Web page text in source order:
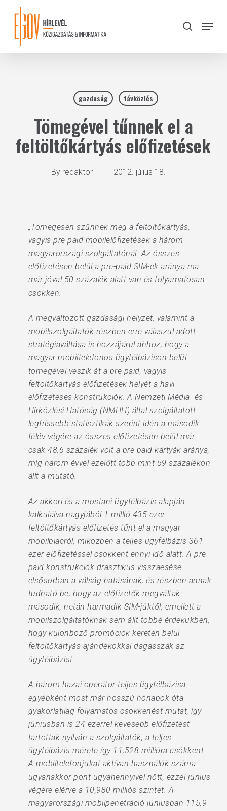
content
search
Menu
gazdaság távközlés
Tömegével tűnnek el a
feltöltőkártyás előfizetések
By redaktor 2012. július 18.
„Tömegesen szűnnek meg a feltöltőkártyás,
vagyis pre-paid mobilelőfizetések a három
magyarországi szolgáltatónál. Az összes
előfizetésen belül a pre-paid SIM-ek aránya ma
már jóval 50 százalék alatt van és folyamatosan
csökken.
A megváltozott gazdasági helyzet, valamint a
mobilszolgáltatók részben erre válaszul adott
stratégiaváltása is hozzájárul ahhoz, hogy a
magyar mobiltelefonos ügyfélbázison belül
tömegével veszik át a pre-paid, vagyis
feltöltőkártyás előfizetések helyét a havi
előfizetéses konstrukciók. A Nemzeti Média- és
Hírközlési Hatóság (NMHH) által szolgáltatott
legfrissebb statisztikák szerint idén a második
félév végére az összes előfizetésen belül már
csak 48,6 százalék volt a pre-paid kártyák aránya,
míg három évvel ezelőtt több mint 59 százalékon
állt a mutató.
Az akkori és a mostani ügyfélbázis alapján
kalkulálva nagyjából 1 millió 435 ezer
feltöltőkártyás előfizetés tűnt el a magyar
mobilpiacról, miközben a teljes ügyfélbázis 361
ezer előfizetéssel csökkent ennyi idő alatt. A pre-
paid konstrukciók drasztikus visszaesése
elsősorban a válság hatásának, és részben annak
tudható be, hogy az előfizetők megváltak
második, netán harmadik SIM-jüktől, emellett a
mobilszolgáltatóknak sem állt többé érdekükben,
hogy különböző promóciók keretén belül
feltöltőkártyás ajándékokkal dagasszák az
ügyfélbázist.
A három hazai operátor teljes ügyfélbázisa
egyébként most már hosszú hónapok óta
gyakorlatilag folyamatos csökkenést mutat, így
júniusban is 24 ezerrel kevesebb előfizetést
tartottak nyilván a szolgáltatók, a teljes
ügyfélbázis mérete így 11,528 millióra csökkent.
A mobiltelefonjukat aktívan használók száma
ugyanakkor pont ugyanennyivel nőtt, ezzel június
végére elérve a 10,980 milliós szintet. A
magyarországi mobilpenetráció júniusban 115,9
Close